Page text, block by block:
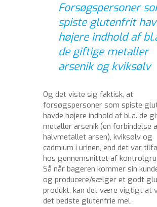
Forsøgspersoner
spiste glutenfrit
højere indhold af
de giftige metaller
arsenik og kviksølv
Og det viste sig faktisk, at
forsøgspersoner som spiste
havde højere indhold af bl.a. de
metaller arsenik (en forbindelse
halvmetallet arsen), kviksølv og
cadmium i urinen, end det var
hos gennemsnittet af
Så når bageren kommer sin
og producere/sælger et godt
produkt, kan det være vigtigt at
det bedste glutenfrie mel.